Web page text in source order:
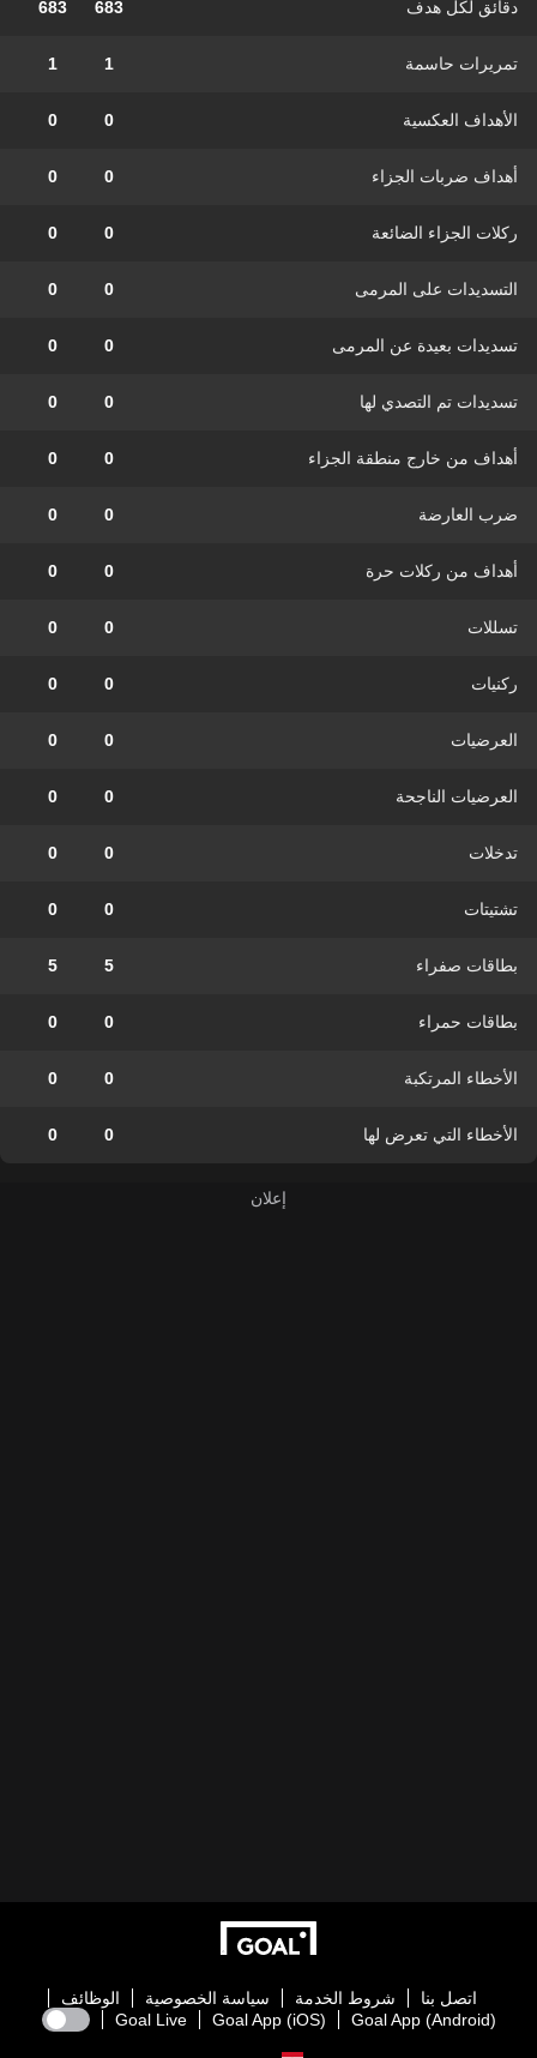
دقائق لكل هدف 683
683
تمريرات حاسمة 1
1
الأهداف العكسية 0
0
أهداف ضربات الجزاء 0
0
ركلات الجزاء الضائعة 0
0
التسديدات على المرمى 0
0
تسديدات بعيدة عن المرمى 0
0
تسديدات تم التصدي لها 0
0
أهداف من خارج منطقة الجزاء 0
0
ضرب العارضة 0
0
أهداف من ركلات حرة 0
0
تسللات 0
0
ركنيات 0
0
العرضيات 0
0
العرضيات الناجحة 0
0
تدخلات 0
0
تشتيتات 0
0
بطاقات صفراء 5
5
بطاقات حمراء 0
0
الأخطاء المرتكبة 0
0
الأخطاء التي تعرض لها 0
0
اتصل بنا شروط الخدمة سياسة الخصوصية
الوظائف
Goal App (Android)
Goal App (iOS)
Goal Live